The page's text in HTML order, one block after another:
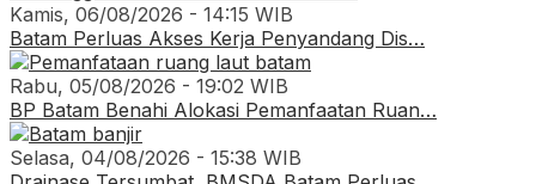
Kamis, 06/08/2026 - 14:15 WIB
Batam Perluas Akses Kerja Penyandang Dis…
Rabu, 05/08/2026 - 19:02 WIB
BP Batam Benahi Alokasi Pemanfaatan Ruan…
Selasa, 04/08/2026 - 15:38 WIB